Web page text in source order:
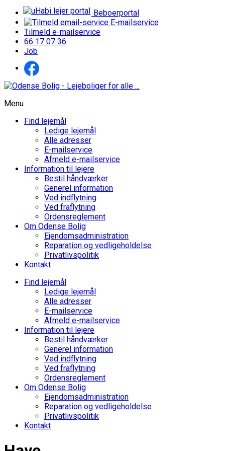
Beboerportal
E-mailservice
Tilmeld e-mailservice
66 17 07 36
Job
Menu
Find lejemål
Ledige lejemål
Alle adresser
E-mailservice
Afmeld e-mailservice
Information til lejere
Bestil håndværker
Generel information
Ved indflytning
Ved fraflytning
Ordensreglement
Om Odense Bolig
Ejendomsadministration
Reparation og vedligeholdelse
Privatlivspolitik
Kontakt
Find lejemål
Ledige lejemål
Alle adresser
E-mailservice
Afmeld e-mailservice
Information til lejere
Bestil håndværker
Generel information
Ved indflytning
Ved fraflytning
Ordensreglement
Om Odense Bolig
Ejendomsadministration
Reparation og vedligeholdelse
Privatlivspolitik
Kontakt